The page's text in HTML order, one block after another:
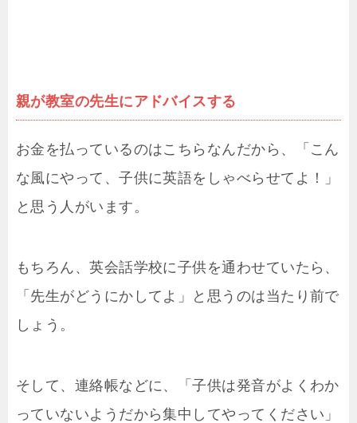
親が教室の先生にアドバイスする
お金を払っているのはこちらなんだから、「こん
な風にやって、子供に英語をしゃべらせてよ！」
と思う人がいます。
もちろん、英会話学校に子供を通わせていたら、
「先生がどうにかしてよ」と思うのは当たり前で
しょう。
そして、連絡帳などに、「子供は発音がよくわか
っていないようだから集中してやってください」